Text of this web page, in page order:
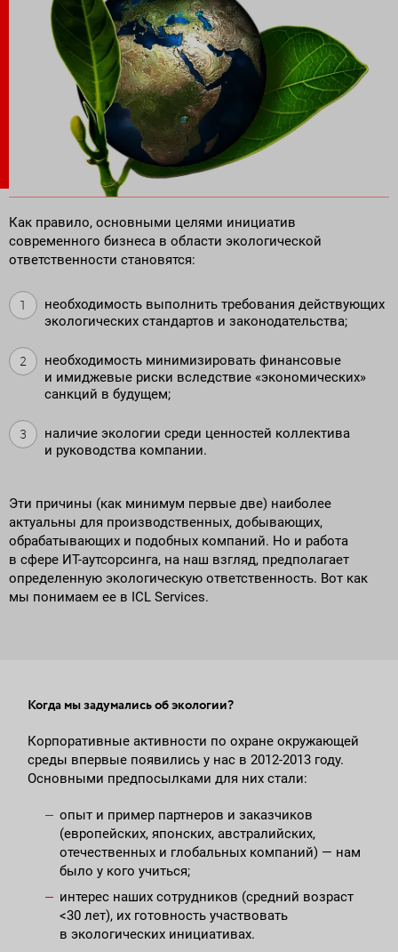
Поставка программного обеспечения и оборудования
Как правило, основными целями инициатив
современного бизнеса в области экологической
ответственности становятся:
необходимость выполнить требования действующих
экологических стандартов и законодательства;
необходимость минимизировать финансовые
и имиджевые риски вследствие «экономических»
санкций в будущем;
наличие экологии среди ценностей коллектива
и руководства компании.
Эти причины (как минимум первые две) наиболее
актуальны для производственных, добывающих,
обрабатывающих и подобных компаний. Но и работа
в сфере ИТ-аутсорсинга, на наш взгляд, предполагает
определенную экологическую ответственность. Вот как
мы понимаем ее в ICL Services.
Когда мы задумались об экологии?
Корпоративные активности по охране окружающей
среды впервые появились у нас в 2012-2013 году.
Основными предпосылками для них стали:
опыт и пример партнеров и заказчиков
(европейских, японских, австралийских,
отечественных и глобальных компаний) — нам
было у кого учиться;
интерес наших сотрудников (средний возраст
<30 лет), их готовность участвовать
в экологических инициативах.